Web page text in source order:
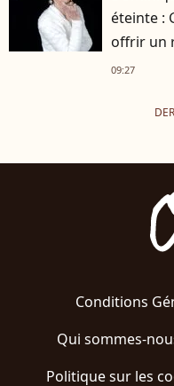
éteinte :
offrir un
Cotillard
09:27
Conditions
Qui sommes-
Politique sur les